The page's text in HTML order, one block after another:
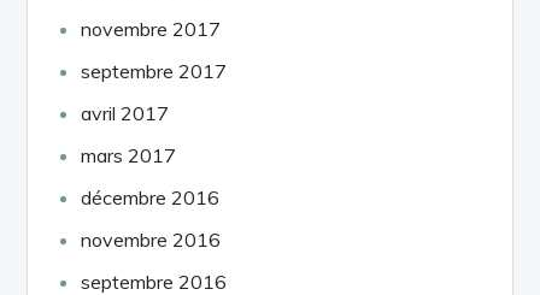
novembre 2017
septembre 2017
avril 2017
mars 2017
décembre 2016
novembre 2016
septembre 2016